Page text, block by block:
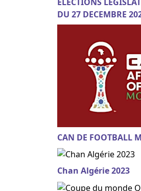
DU 27 DECEMBRE
CAN DE FOOTBALL
Chan Algérie 2023